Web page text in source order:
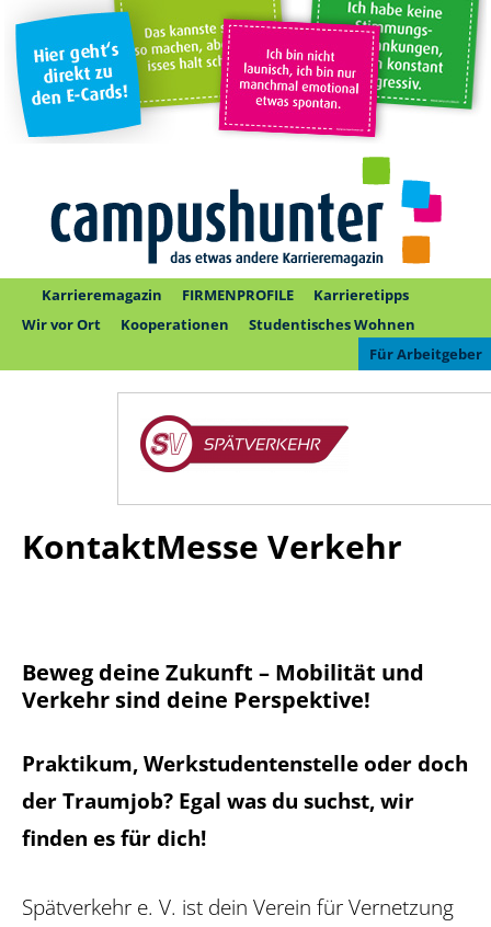
Karrieremagazin FIRMENPROFILE
Karrieretipps
Wir vor Ort
Kooperationen
Studentisches Wohnen
Für Arbeitgeber
KontaktMesse Verkehr
Beweg deine Zukunft – Mobilität und
Verkehr sind deine Perspektive!
Praktikum, Werkstudentenstelle oder doch
der Traumjob? Egal was du suchst, wir
finden es für dich!
Spätverkehr e. V. ist dein Verein für Vernetzung